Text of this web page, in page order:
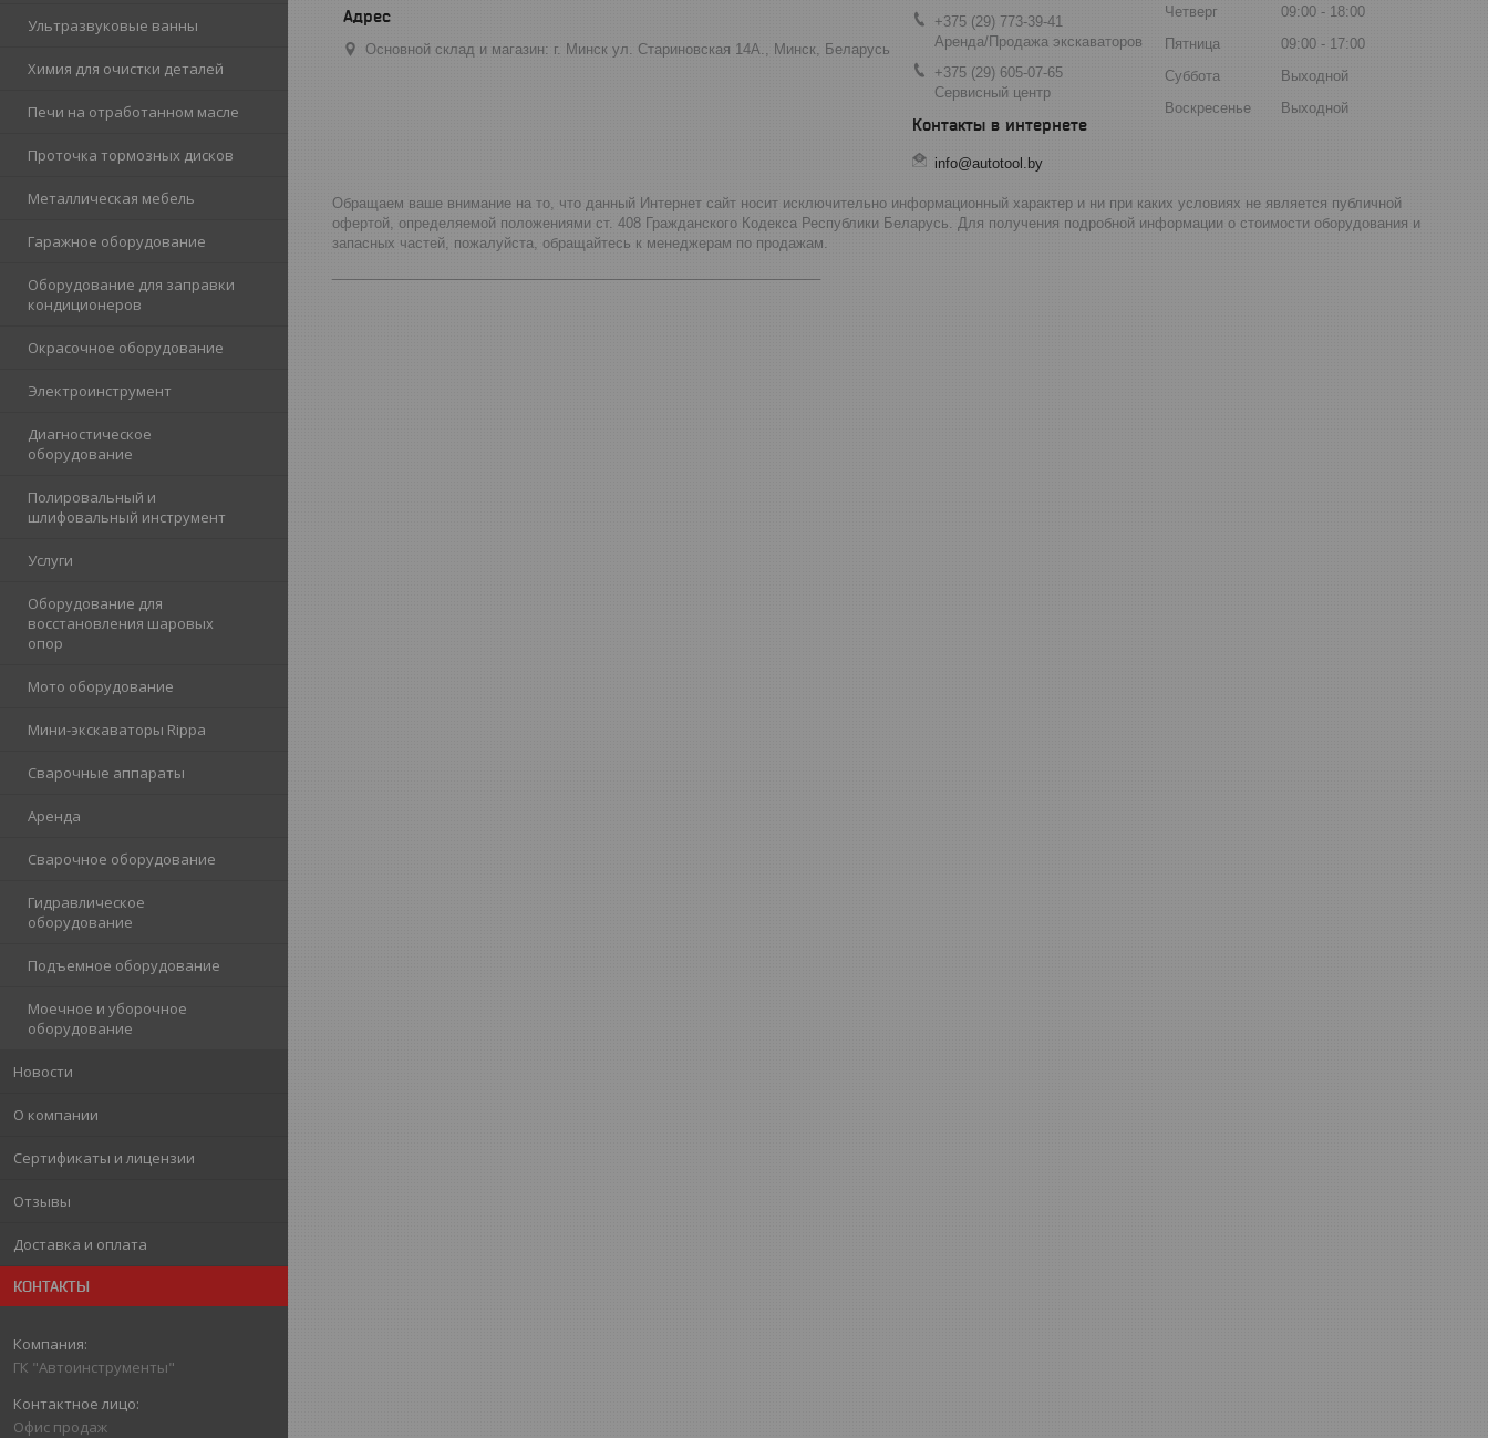
Ультразвуковые ванны
Химия для очистки деталей
Печи на отработанном масле
Проточка тормозных дисков
Металлическая мебель
Гаражное оборудование
Оборудование для заправки
кондиционеров
Окрасочное оборудование
Электроинструмент
Диагностическое
оборудование
Полировальный и
шлифовальный инструмент
Услуги
Оборудование для
восстановления шаровых
опор
Мото оборудование
Мини-экскаваторы Rippa
Сварочные аппараты
Аренда
Сварочное оборудование
Гидравлическое
оборудование
Подъемное оборудование
Моечное и уборочное
оборудование
Новости
О компании
Сертификаты и лицензии
Отзывы
Доставка и оплата
КОНТАКТЫ
ГК "Автоинструменты"
Офис продаж
Основной склад и магазин: г. Минск ул. Стариновская 14А., Минск, Беларусь
+375 (29) 773-39-41
Аренда/Продажа экскаваторов
+375 (29) 605-07-65
Сервисный центр
info@autotool.by
Четверг
09:00
18:00
Пятница
09:00
17:00
Суббота
Выходной
Воскресенье
Выходной
Обращаем ваше внимание на то, что данный Интернет сайт носит исключительно информационный характер и ни при каких условиях не является публичной
офертой, определяемой положениями ст. 408 Гражданского Кодекса Республики Беларусь. Для получения подробной информации о стоимости оборудования и
запасных частей, пожалуйста, обращайтесь к менеджерам по продажам.